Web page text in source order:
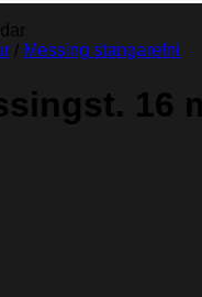
/ Messing stangarefni
16